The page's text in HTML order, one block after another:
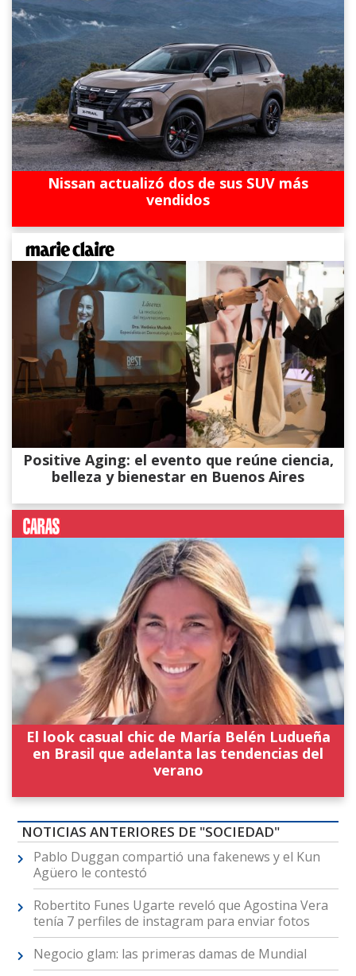
Nissan actualizó dos de sus SUV más
vendidos
Positive Aging: el evento que reúne ciencia,
belleza y bienestar en Buenos Aires
El look casual chic de María Belén Ludueña
en Brasil que adelanta las tendencias del
verano
NOTICIAS ANTERIORES DE "SOCIEDAD"
Pablo Duggan compartió una fakenews y el Kun
Agüero le contestó
Robertito Funes Ugarte reveló que Agostina Vera
tenía 7 perfiles de instagram para enviar fotos
Negocio glam: las primeras damas de Mundial